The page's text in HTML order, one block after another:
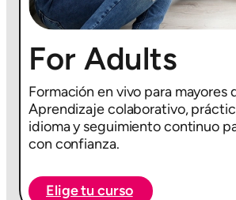
For Adults
Formación en vivo para mayores
Aprendizaje colaborativo,
idioma y seguimiento continuo
con confianza.
Elige tu curso